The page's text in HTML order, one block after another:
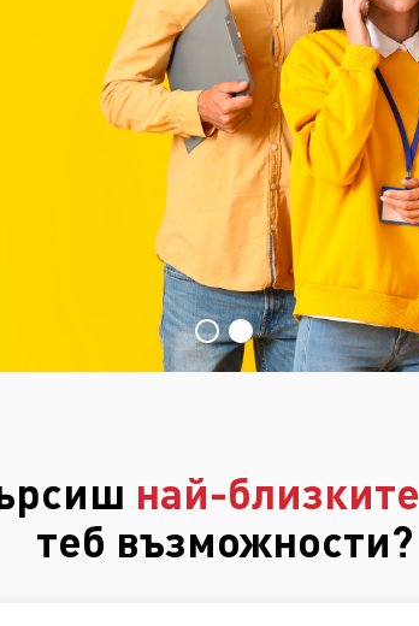
най-близките
теб възможности?